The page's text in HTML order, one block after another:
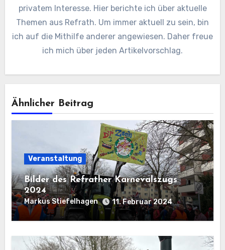
privatem Interesse. Hier berichte ich über aktuelle
Themen aus Refrath. Um immer aktuell zu sein, bin
ich auf die Mithilfe anderer angewiesen. Daher freue
ich mich über jeden Artikelvorschlag.
Ähnlicher Beitrag
Veranstaltung
Bilder des Refrather Karnevalszugs
2024
Markus Stiefelhagen 11. Februar 2024